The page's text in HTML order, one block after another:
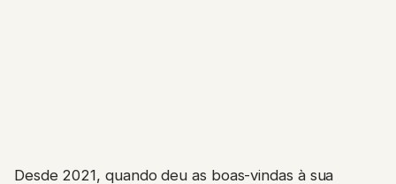
Desde 2021, quando deu as boas-vindas à sua